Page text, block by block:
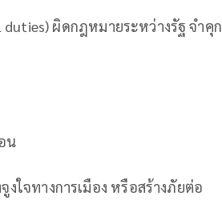
ผิดกฎหมายระหว่างรัฐ จำคุก
น
งใจทางการเมือง หรือสร้างภัยต่อ